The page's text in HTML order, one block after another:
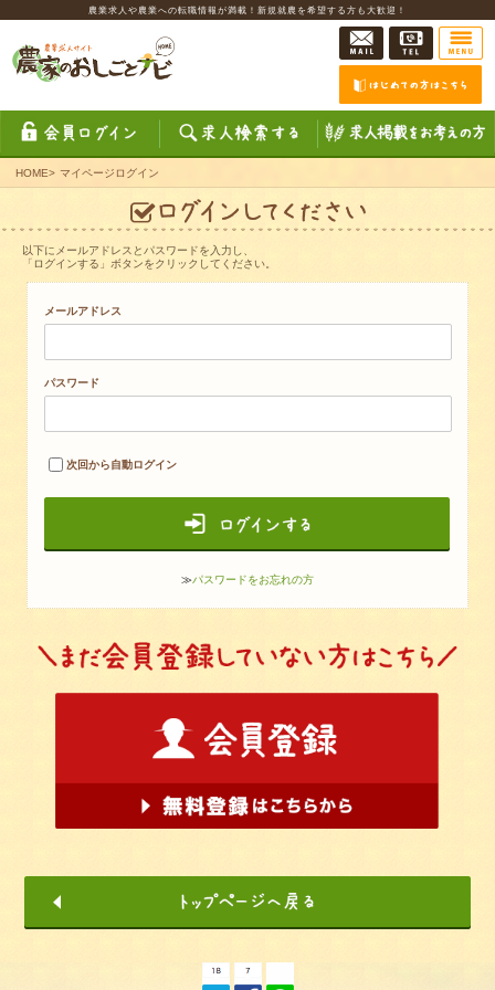
農業求人や農業への転職情報が満載！新規就農を希望する方も大歓迎！
HOME> マイページログイン
以下にメールアドレスとパスワードを入力し、
「ログインする」ボタンをクリックしてください。
メールアドレス
パスワード
次回から自動ログイン
≫パスワードをお忘れの方